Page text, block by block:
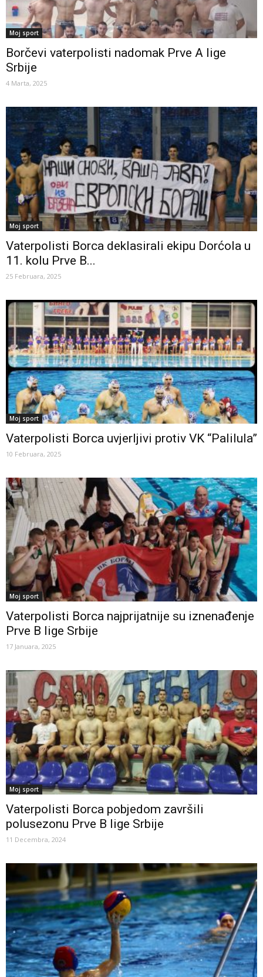
Moj sport
Borčevi vaterpolisti nadomak Prve A lige
Srbije
4 Marta, 2025
Moj sport
Vaterpolisti Borca deklasirali ekipu Dorćola u
11. kolu Prve B...
25 Februara, 2025
Moj sport
Vaterpolisti Borca uvjerljivi protiv VK “Palilula”
10 Februara, 2025
Moj sport
Vaterpolisti Borca najprijatnije su iznenađenje
Prve B lige Srbije
17 Januara, 2025
Moj sport
Vaterpolisti Borca pobjedom završili
polusezonu Prve B lige Srbije
11 Decembra, 2024